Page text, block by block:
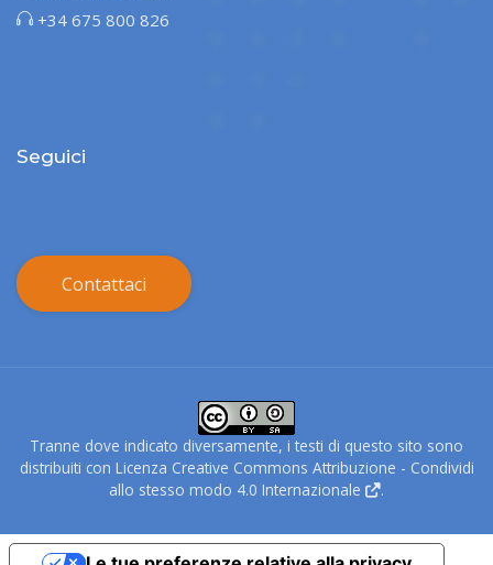
+34 675 800 826
Seguici
Contattaci
Tranne dove indicato diversamente, i testi di questo sito sono
distribuiti con Licenza Creative Commons Attribuzione - Condividi
allo stesso modo 4.0 Internazionale
.